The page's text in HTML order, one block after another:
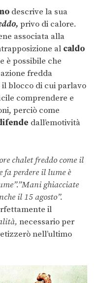
descrive la sua
privo di calore.
associata alla
al caldo
è possibile che
fredda
il blocco di cui parlavo
comprendere e
perciò come
dall’emotività
chalet freddo come il
fa perdere il lume è
ghiacciate
il 15 agosto”.
il
necessario per
nell’ultimo